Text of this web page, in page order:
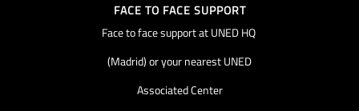
FACE TO FACE SUPPORT
Face to face support at UNED HQ
(Madrid) or your nearest UNED
Associated Center